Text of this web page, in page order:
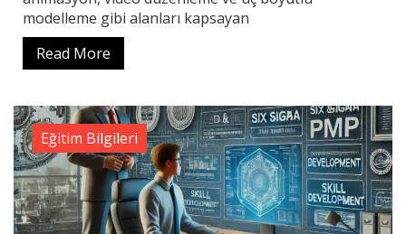
modelleme gibi alanları kapsayan
Read More
Eğitim Bilgileri